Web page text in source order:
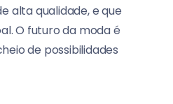
alta qualidade, e que
O futuro da moda é
de possibilidades